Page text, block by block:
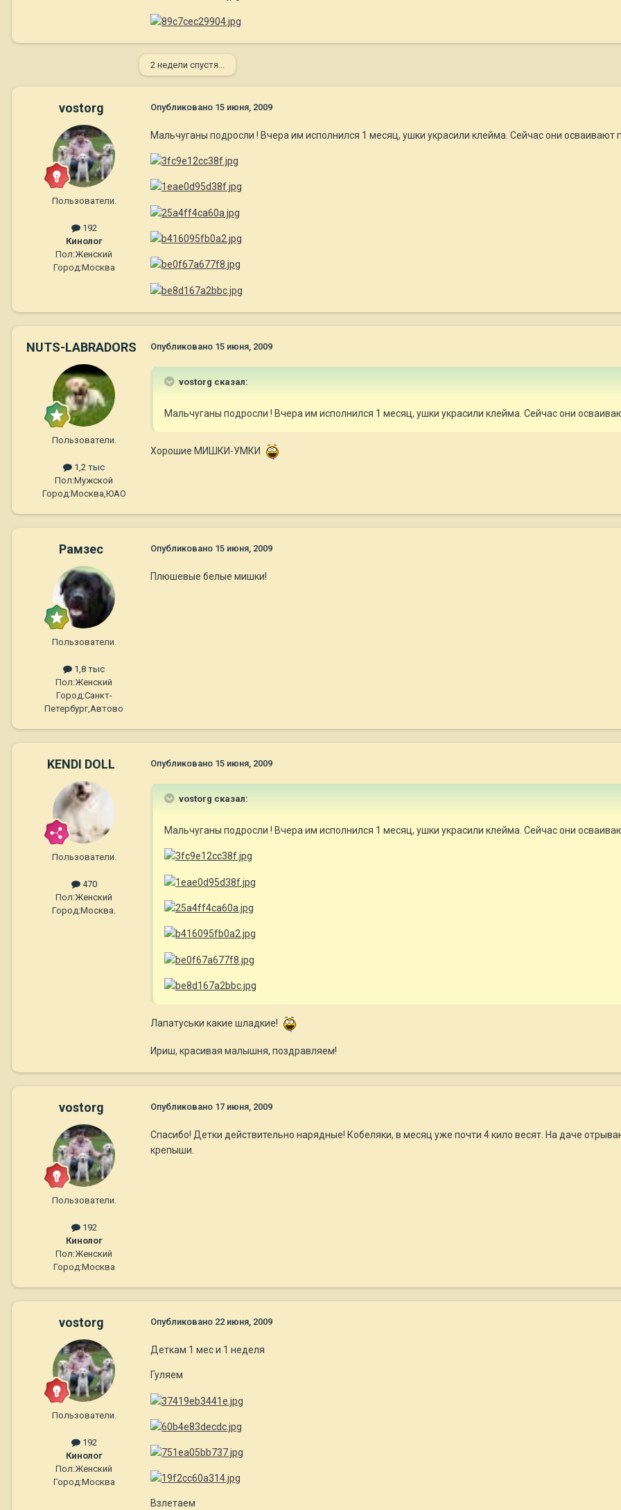
2 недели спустя...
vostorg
Пользователи.
192
Кинолог
Пол:Женский
Город:Москва
Опубликовано 15 июня, 2009
Мальчуганы подросли ! Вчера им исполнился 1 месяц, ушки украсили клейма. Сейчас они осваивают
NUTS-LABRADORS
Пользователи.
1,2 тыс
Пол:Мужской
Город:Москва,ЮАО
Опубликовано 15 июня, 2009
vostorg сказал:
Мальчуганы подросли ! Вчера им исполнился 1 месяц, ушки украсили клейма. Сейчас они
Хорошие МИШКИ-УМКИ
Рамзес
Пользователи.
1,8 тыс
Пол:Женский
Город:Санкт-
Петербург,Автово
Опубликовано 15 июня, 2009
Плюшевые белые мишки!
KENDI DOLL
Пользователи.
470
Пол:Женский
Город:Москва.
Опубликовано 15 июня, 2009
vostorg сказал:
Мальчуганы подросли ! Вчера им исполнился 1 месяц, ушки украсили клейма. Сейчас они
Лапатуськи какие шладкие!
Ириш, красивая малышня, поздравляем!
vostorg
Пользователи.
192
Кинолог
Пол:Женский
Город:Москва
Опубликовано 17 июня, 2009
Спасибо! Детки действительно нарядные! Кобеляки, в месяц уже почти 4 кило весят. На даче
крепыши.
vostorg
Пользователи.
192
Кинолог
Пол:Женский
Город:Москва
Опубликовано 22 июня, 2009
Деткам 1 мес и 1 неделя
Гуляем
Взлетаем